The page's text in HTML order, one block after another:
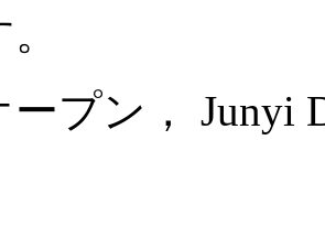
ープン， Junyi